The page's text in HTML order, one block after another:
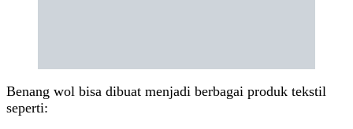
Benang wol bisa dibuat menjadi berbagai produk tekstil
seperti: